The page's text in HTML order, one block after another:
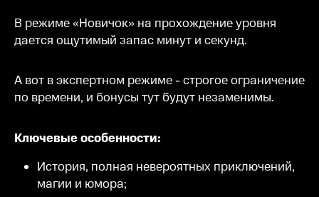
В режиме «Новичок» на прохождение уровня
дается ощутимый запас минут и секунд.
А вот в экспертном режиме - строгое ограничение
по времени, и бонусы тут будут незаменимы.
Ключевые особенности:
История, полная невероятных приключений,
магии и юмора;